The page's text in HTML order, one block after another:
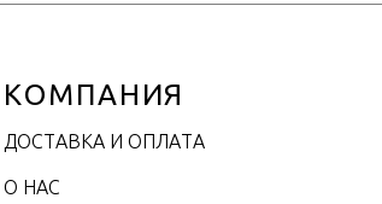
КОМПАНИЯ
ДОСТАВКА И ОПЛАТА
О НАС